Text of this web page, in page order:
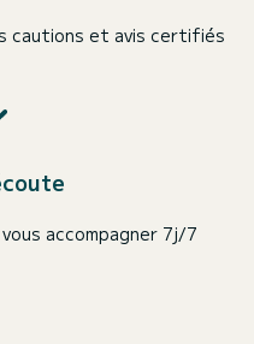
cautions et avis certifiés
accompagner 7j/7